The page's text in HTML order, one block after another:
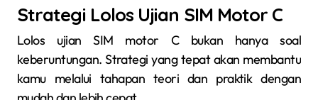
Strategi Lolos Ujian SIM Motor C
Lolos ujian SIM motor C bukan hanya soal
keberuntungan. Strategi yang tepat akan membantu
kamu melalui tahapan teori dan praktik dengan